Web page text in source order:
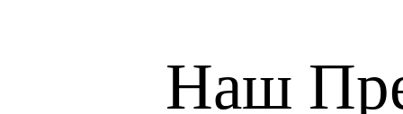
Наш